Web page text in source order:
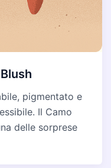
pigmentato e
Il Camo
delle sorprese